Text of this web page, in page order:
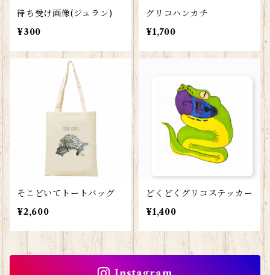
待ち受け画像(ジュラン)
¥300
グリコハンカチ
¥1,700
そこどいてトートバッグ
¥2,600
どくどくグリコステッカー
¥1,400